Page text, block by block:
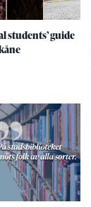
students’ guide